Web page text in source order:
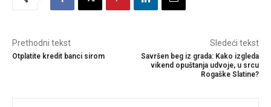
Prethodni tekst
Otplatite kredit banci sirom
Sledeći tekst
Savršen beg iz grada: Kako izgleda
vikend opuštanja udvoje, u srcu
Rogaške Slatine?